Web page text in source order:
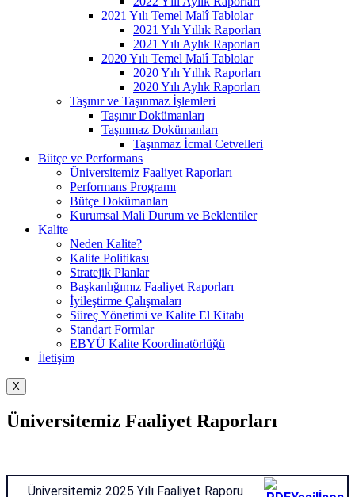
2021 Yılı Temel Malî Tablolar
2021 Yılı Yıllık Raporları
2021 Yılı Aylık Raporları
2020 Yılı Temel Malî Tablolar
2020 Yılı Yıllık Raporları
2020 Yılı Aylık Raporları
Taşınır ve Taşınmaz İşlemleri
Taşınır Dokümanları
Taşınmaz Dokümanları
Taşınmaz İcmal Cetvelleri
Bütçe ve Performans
Üniversitemiz Faaliyet Raporları
Performans Programı
Bütçe Dokümanları
Kurumsal Mali Durum ve Beklentiler
Kalite
Neden Kalite?
Kalite Politikası
Stratejik Planlar
Başkanlığımız Faaliyet Raporları
İyileştirme Çalışmaları
Süreç Yönetimi ve Kalite El Kitabı
Standart Formlar
EBYÜ Kalite Koordinatörlüğü
İletişim
X
Üniversitemiz Faaliyet Raporları
Üniversitemiz 2025 Yılı Faaliyet Raporu